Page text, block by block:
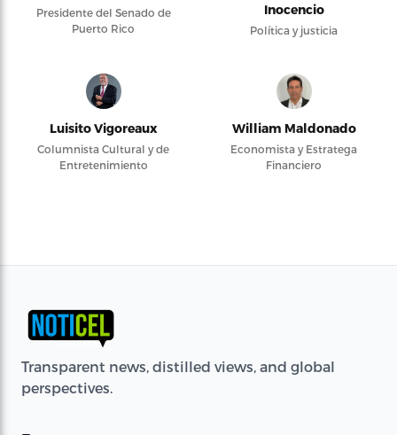
Presidente del Senado de
Puerto Rico
Inocencio
Política y justicia
Luisito Vigoreaux
Columnista Cultural y de
Entretenimiento
William Maldonado
Economista y Estratega
Financiero
Transparent news, distilled views, and global
perspectives.